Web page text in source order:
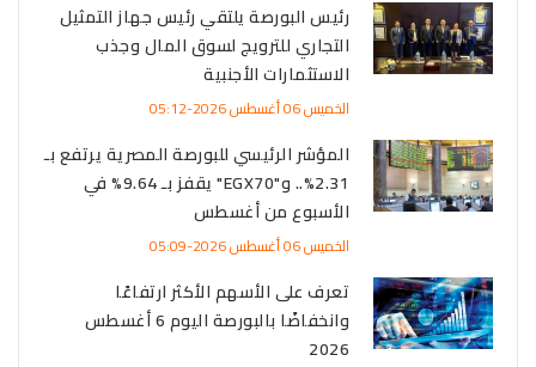
رئيس البورصة يلتقي رئيس جهاز التمثيل
التجاري للترويج لسوق المال وجذب
الاستثمارات الأجنبية
الخميس 06 أغسطس 2026-05:12
المؤشر الرئيسي للبورصة المصرية يرتفع بـ
2.31%.. و"EGX70" يقفز بـ 9.64% في
الأسبوع من أغسطس
الخميس 06 أغسطس 2026-05:09
تعرف على الأسهم الأكثر ارتفاعًا
وانخفاضًا بالبورصة اليوم 6 أغسطس
2026